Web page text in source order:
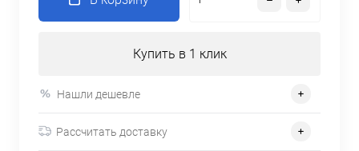
Купить в 1 клик
Нашли дешевле
Рассчитать доставку